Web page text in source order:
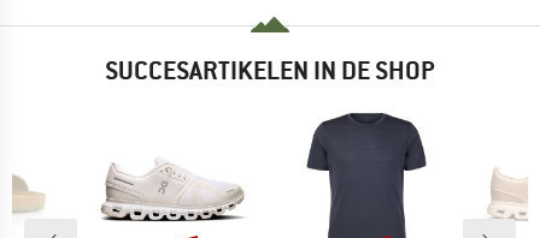
SUCCESARTIKELEN IN DE SHOP